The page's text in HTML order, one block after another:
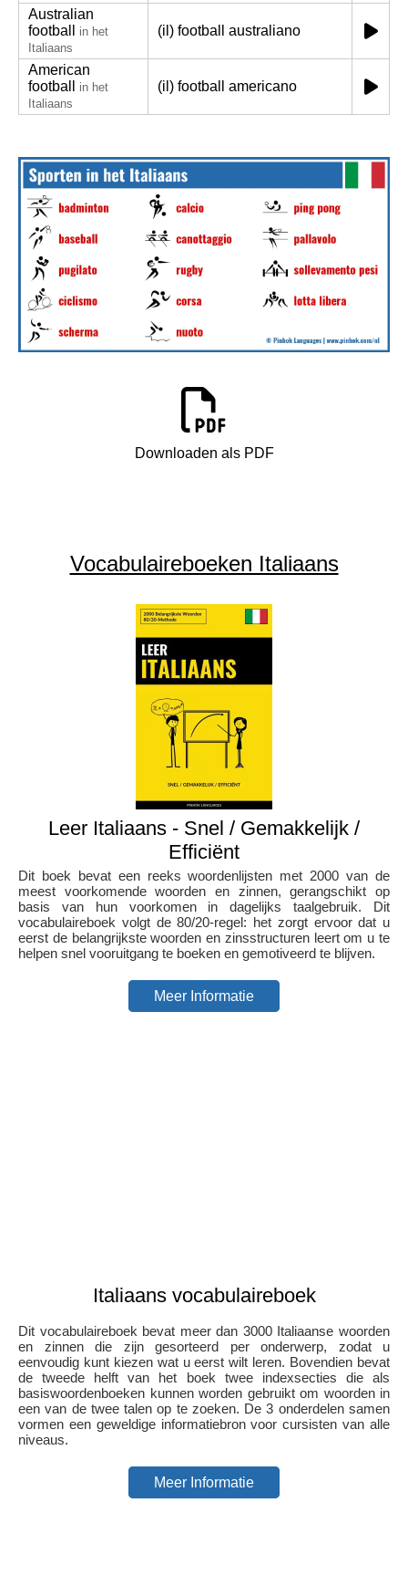
Australian
football
in het
Italiaans
(il) football australiano
American
football
in het
Italiaans
(il) football americano
Downloaden als PDF
Vocabulaireboeken Italiaans
Leer Italiaans - Snel / Gemakkelijk /
Efficiënt
Dit boek bevat een reeks woordenlijsten met 2000 van de
meest voorkomende woorden en zinnen, gerangschikt op
basis van hun voorkomen in dagelijks taalgebruik. Dit
vocabulaireboek volgt de 80/20-regel: het zorgt ervoor dat u
eerst de belangrijkste woorden en zinsstructuren leert om u te
helpen snel vooruitgang te boeken en gemotiveerd te blijven.
Meer Informatie
Italiaans vocabulaireboek
Dit vocabulaireboek bevat meer dan 3000 Italiaanse woorden
en zinnen die zijn gesorteerd per onderwerp, zodat u
eenvoudig kunt kiezen wat u eerst wilt leren. Bovendien bevat
de tweede helft van het boek twee indexsecties die als
basiswoordenboeken kunnen worden gebruikt om woorden in
een van de twee talen op te zoeken. De 3 onderdelen samen
vormen een geweldige informatiebron voor cursisten van alle
niveaus.
Meer Informatie